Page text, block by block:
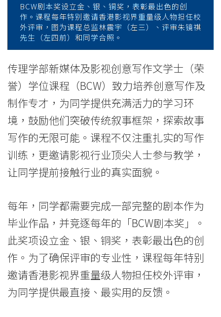
晓
展
现
同
学
的
创
意
与
潜
力
学
BCW剧本奖设立金、银、铜奖，表彰最出色的创
作。课程每年特别邀请香港影视界重量级人物担任校
外评审，图为课程总监林震宇（左三）、评审朱镜祺
先生（左四前）和同学合照。
传理学部新媒体及影视创意写作文学士（荣
誉）学位课程（BCW）致力培养创意写作及
制作专才，为同学提供充满活力的学习环
境，鼓励他们突破传统叙事框架，探索故事
写作的无限可能。课程不仅注重扎实的写作
训练，更邀请影视行业顶尖人士参与教学，
让同学提前接触行业的真实面貌。
每年，同学都需要完成一部完整的剧本作为
毕业作品，并竞逐每年的「BCW剧本奖」。
此奖项设立金、银、铜奖，表彰最出色的创
作。为了确保评审的专业性，课程每年特别
邀请香港影视界重量级人物担任校外评审，
为同学提供最直接、最实用的反馈。